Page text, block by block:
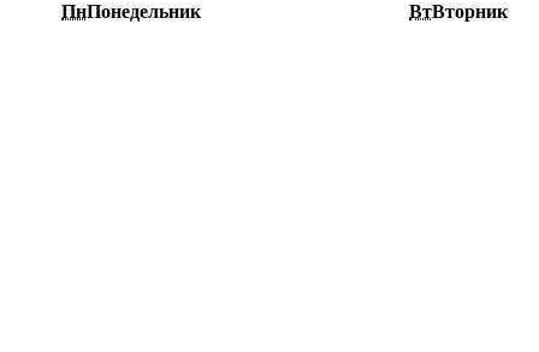
ПнПонедельник ВтВторник